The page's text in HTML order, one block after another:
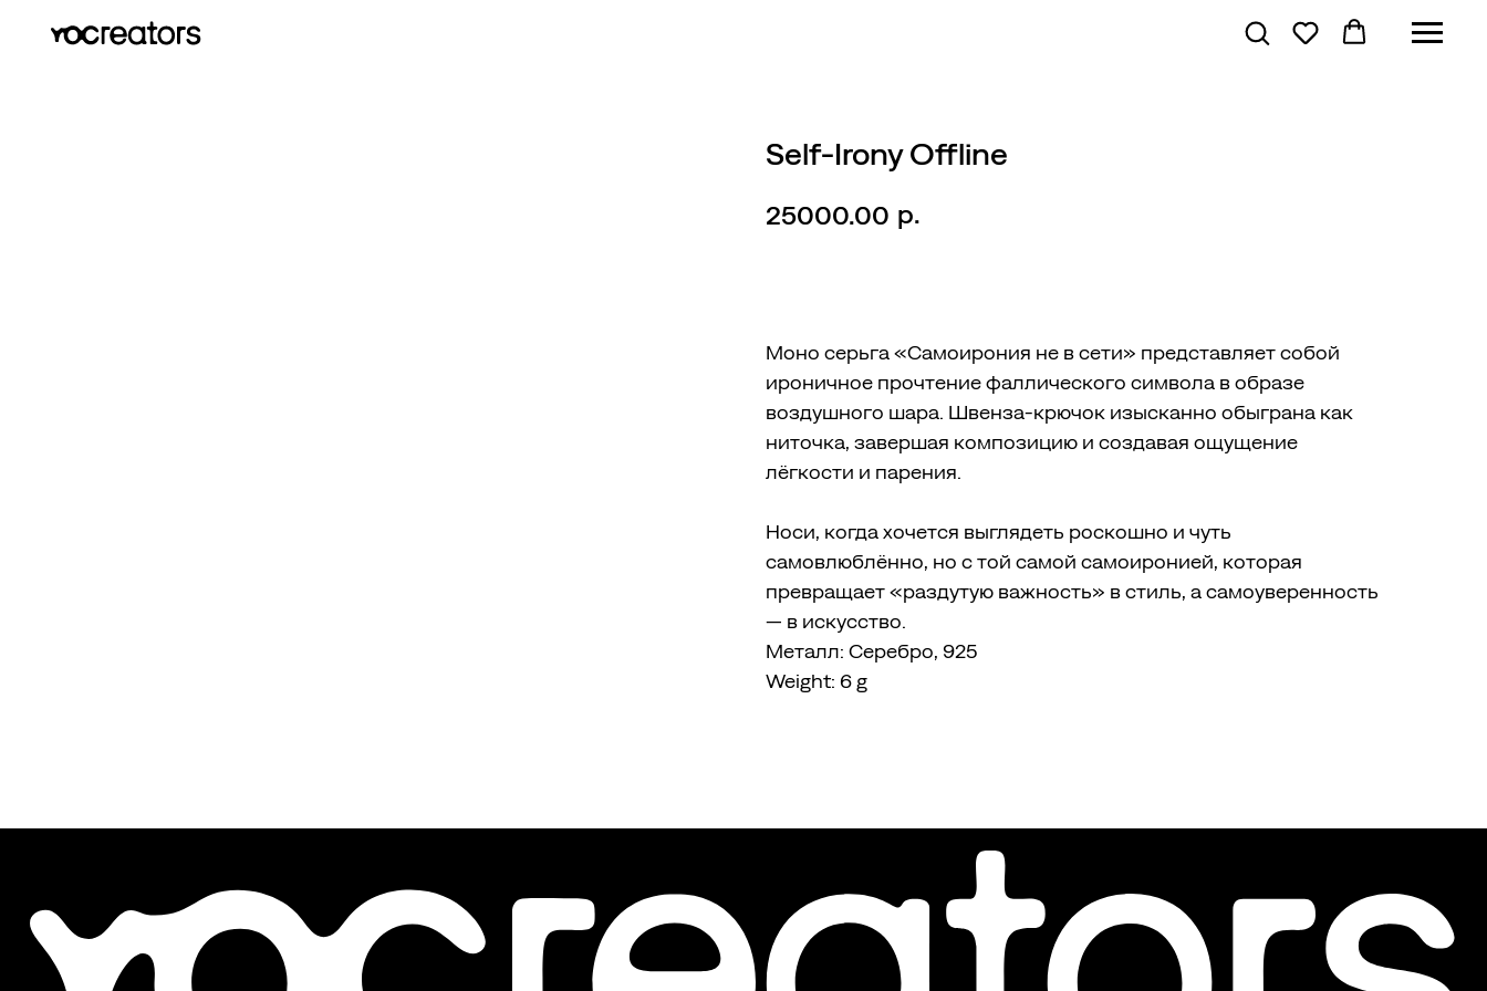
Self-Irony Offline
25000.00 р.
Моно серьга «Самоирония не в сети» представляет собой
ироничное прочтение фаллического символа в образе
воздушного шара. Швенза-крючок изысканно обыграна как
ниточка, завершая композицию и создавая ощущение
лёгкости и парения.
Носи, когда хочется выглядеть роскошно и чуть
самовлюблённо, но с той самой самоиронией, которая
превращает «раздутую важность» в стиль, а самоуверенность
— в искусство.
Металл: Серебро, 925
Weight: 6 g